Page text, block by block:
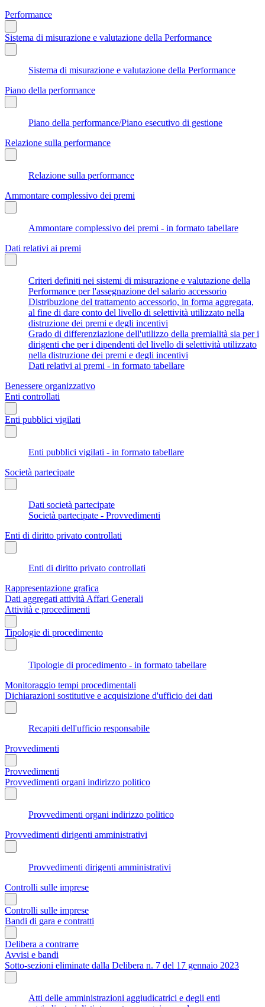
Performance
Sistema di misurazione e valutazione della Performance
Sistema di misurazione e valutazione della Performance
Piano della performance
Piano della performance/Piano esecutivo di gestione
Relazione sulla performance
Relazione sulla performance
Ammontare complessivo dei premi
Ammontare complessivo dei premi - in formato tabellare
Dati relativi ai premi
Criteri definiti nei sistemi di misurazione e valutazione della
Performance per l'assegnazione del salario accessorio
Distribuzione del trattamento accessorio, in forma aggregata,
al fine di dare conto del livello di selettività utilizzato nella
distruzione dei premi e degli incentivi
Grado di differenziazione dell'utilizzo della premialità sia per i
dirigenti che per i dipendenti del livello di selettività utilizzato
nella distruzione dei premi e degli incentivi
Dati relativi ai premi - in formato tabellare
Benessere organizzativo
Enti controllati
Enti pubblici vigilati
Enti pubblici vigilati - in formato tabellare
Società partecipate
Dati società partecipate
Società partecipate - Provvedimenti
Enti di diritto privato controllati
Enti di diritto privato controllati
Rappresentazione grafica
Dati aggregati attività Affari Generali
Attività e procedimenti
Tipologie di procedimento
Tipologie di procedimento - in formato tabellare
Monitoraggio tempi procedimentali
Dichiarazioni sostitutive e acquisizione d'ufficio dei dati
Recapiti dell'ufficio responsabile
Provvedimenti
Provvedimenti
Provvedimenti organi indirizzo politico
Provvedimenti organi indirizzo politico
Provvedimenti dirigenti amministrativi
Provvedimenti dirigenti amministrativi
Controlli sulle imprese
Controlli sulle imprese
Bandi di gara e contratti
Delibera a contrarre
Avvisi e bandi
Sotto-sezioni eliminate dalla Delibera n. 7 del 17 gennaio 2023
Atti delle amministrazioni aggiudicatrici e degli enti